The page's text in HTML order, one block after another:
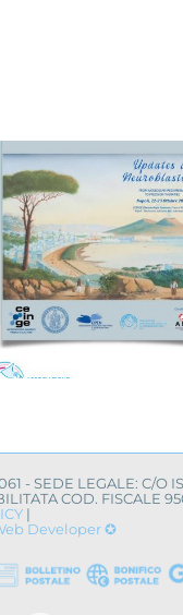
Avellino,
centro
campagna
uovo
LEGALE: C/O
COD. FISCALE
|
Developer ✪